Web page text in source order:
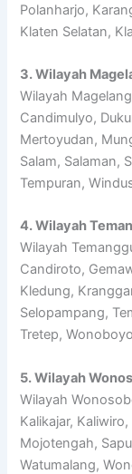
Polanharjo,
Klaten Selatan,
3. Wilayah
Wilayah
Candimulyo,
Mertoyudan,
Salam, Salaman,
Tempuran,
4. Wilayah
Wilayah
Candiroto,
Kledung,
Selopampang,
Tretep, Wonoboyo
5. Wilayah
Wilayah
Kalikajar,
Mojotengah,
Watumalang,